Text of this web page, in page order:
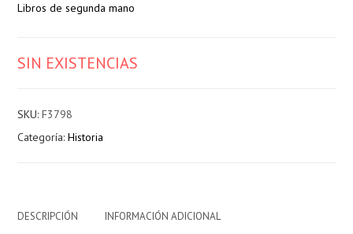
Libros de segunda mano
SIN EXISTENCIAS
SKU:F3798
Categoría:Historia
DESCRIPCIÓN INFORMACIÓN ADICIONAL